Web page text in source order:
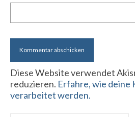
Diese Website verwendet
reduzieren. Erfahre, wie deine
verarbeitet werden.